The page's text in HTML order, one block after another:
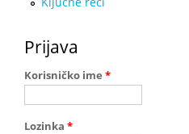
Prijava
Korisničko ime *
Lozinka *